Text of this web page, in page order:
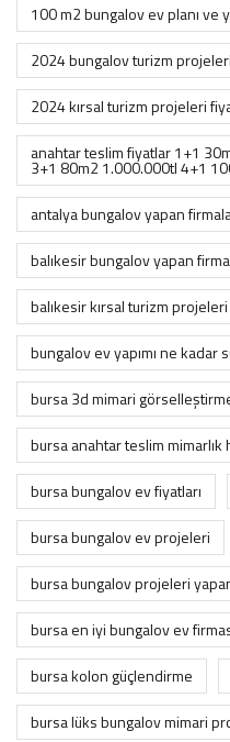
100 m2 bungalov ev planı ve
2024 bungalov turizm
2024 kırsal turizm projeleri
anahtar teslim fiyatlar 1+1
3+1 80m2 1.000.000tl 4+1
antalya bungalov yapan
balıkesir bungalov yapan
balıkesir kırsal turizm projeleri
bungalov ev yapımı ne kadar
bursa 3d mimari
bursa anahtar teslim mimarlık
bursa bungalov ev fiyatları
bursa bungalov ev projeleri
bursa bungalov projeleri
bursa en iyi bungalov ev
bursa kolon güçlendirme
bursa lüks bungalov mimari